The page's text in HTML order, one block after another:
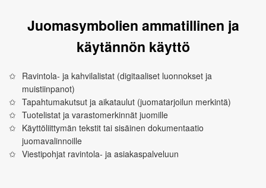
Juomasymbolien ammatillinen ja
käytännön käyttö
Ravintola‑ ja kahvilalistat (digitaaliset luonnokset ja
muistiinpanot)
Tapahtumakutsut ja aikataulut (juomatarjoilun merkintä)
Tuotelistat ja varastomerkinnät juomille
Käyttöliittymän tekstit tai sisäinen dokumentaatio
juomavalinnoille
Viestipohjat ravintola‑ ja asiakaspalveluun